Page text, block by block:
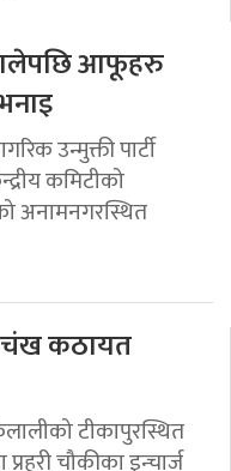
आफूहरु
उन्मुक्ती पार्टी
कमिटीको
अनामनगरस्थित
चंख कठायत
टीकापुरस्थित
चौकीका इन्चार्ज